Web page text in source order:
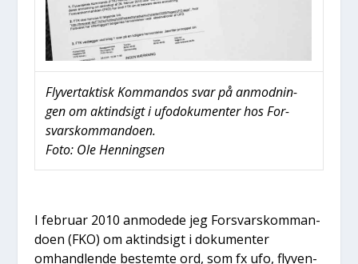
Fly­vertak­tisk Kom­man­dos svar på anmod­nin­
gen om aktind­sigt i ufo­do­ku­men­ter hos For­
svarskom­man­do­en.
Foto: Ole Hen­nings­en
I febru­ar 2010 anmo­de­de jeg For­svarskom­man­
do­en (FKO) om aktind­sigt i doku­men­ter
omhand­len­de bestem­te ord, som fx ufo, fly­ven­